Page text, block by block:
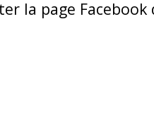
la page Facebook